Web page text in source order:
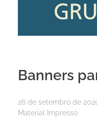
Banners
26 de setembro de
Material Impresso